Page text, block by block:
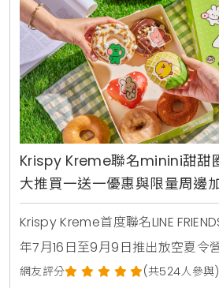
Krispy Kreme聯名minini甜甜
大推買一送一優惠與限量周邊
Krispy Kreme首度聯名LINE
年7月16日至9月9日推出放空夏令
賣4款角色甜甜圈，包含草莓甜心
網友評分 (共524人參與)